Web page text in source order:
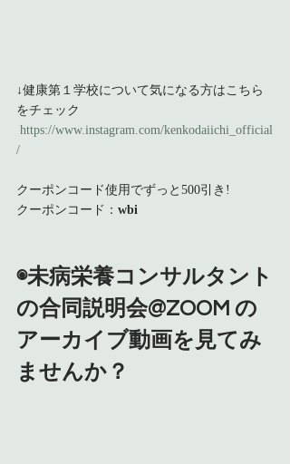
↓健康第１学校について気になる方はこちら
をチェック
https://www.instagram.com/kenkodaiichi_official
/
クーポンコード使用でずっと500引き!
クーポンコード： wbi
◉未病栄養コンサルタント
の合同説明会@ZOOM の
アーカイブ動画を見てみ
ませんか？